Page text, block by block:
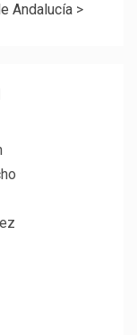
Andalucía >